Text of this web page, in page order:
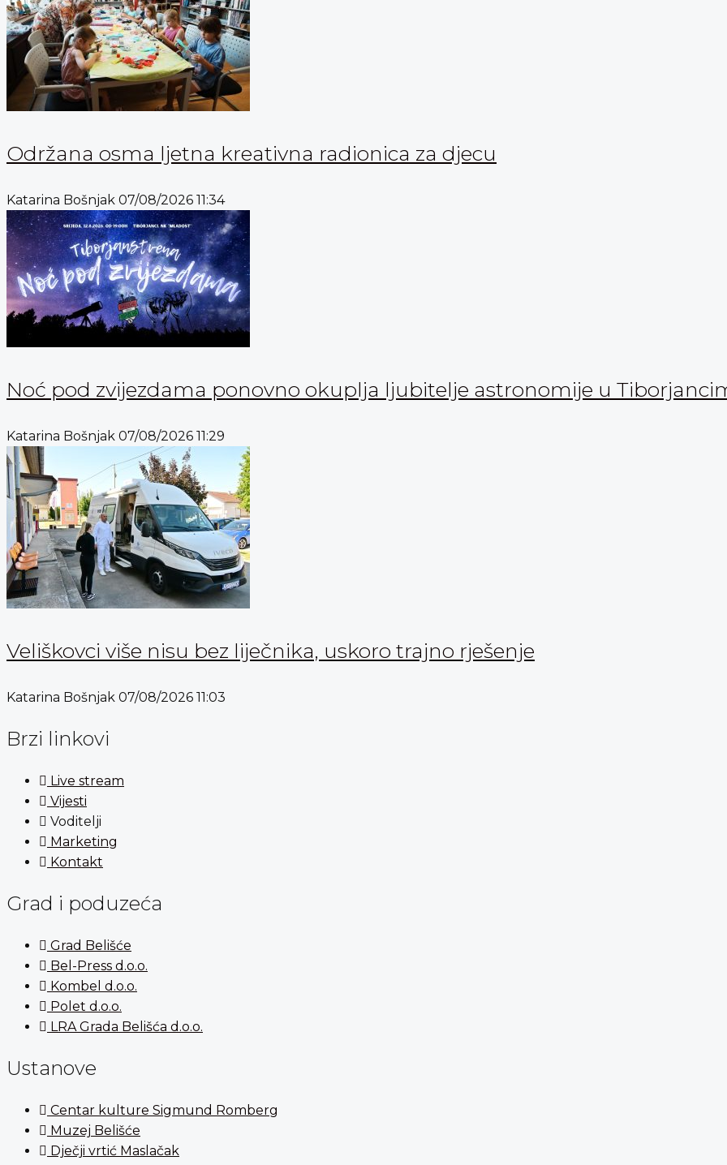
Održana osma ljetna kreativna radionica za djecu
Katarina Bošnjak 07/08/2026 11:34
Noć pod zvijezdama ponovno okuplja ljubitelje astronomije u
Katarina Bošnjak 07/08/2026 11:29
Veliškovci više nisu bez liječnika, uskoro trajno rješenje
Katarina Bošnjak 07/08/2026 11:03
Brzi linkovi
Live stream
Vijesti
Voditelji
Marketing
Kontakt
Grad i poduzeća
Grad Belišće
Bel-Press d.o.o.
Kombel d.o.o.
Polet d.o.o.
LRA Grada Belišća d.o.o.
Ustanove
Centar kulture Sigmund Romberg
Muzej Belišće
Dječji vrtić Maslačak